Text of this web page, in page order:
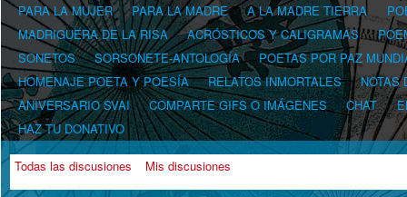
PARA LA MUJER
PARA LA MADRE A LA MADRE TIERRA
MADRIGUERA DE LA RISA
ACRÓSTICOS Y CALIGRAMAS
SONETOS
SORSONETE-ANTOLOGÍA
POETAS POR PAZ
HOMENAJE POETA Y POESÍA
RELATOS INMORTALES
NOTAS
ANIVERSARIO SVAI
COMPARTE GIFS O IMÁGENES CHAT
HAZ TU DONATIVO
Todas las discusiones Mis discusiones